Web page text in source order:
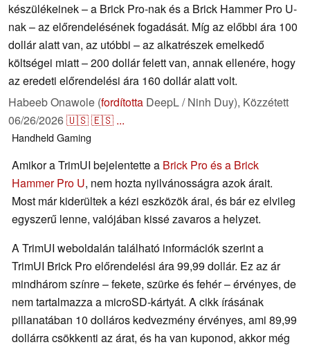
készülékeinek – a Brick Pro-nak és a Brick Hammer Pro U-
nak – az előrendelésének fogadását. Míg az előbbi ára 100
dollár alatt van, az utóbbi – az alkatrészek emelkedő
költségei miatt – 200 dollár felett van, annak ellenére, hogy
az eredeti előrendelési ára 160 dollár alatt volt.
Habeeb Onawole (fordította DeepL / Ninh Duy), Közzétett
06/26/2026🇺🇸🇪🇸 ...
HandheldGaming
Amikor a TrimUI bejelentette a Brick Pro és a Brick
Hammer Pro U, nem hozta nyilvánosságra azok árait.
Most már kiderültek a kézi eszközök árai, és bár ez elvileg
egyszerű lenne, valójában kissé zavaros a helyzet.
A TrimUI weboldalán található információk szerint a
TrimUI Brick Pro előrendelési ára 99,99 dollár. Ez az ár
mindhárom színre – fekete, szürke és fehér – érvényes, de
nem tartalmazza a microSD-kártyát. A cikk írásának
pillanatában 10 dolláros kedvezmény érvényes, ami 89,99
dollárra csökkenti az árat, és ha van kuponod, akkor még